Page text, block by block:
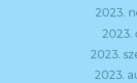
2023.
2023.
2023.
2023.